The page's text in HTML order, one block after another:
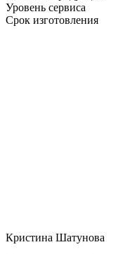
Уровень сервиса
Срок изготовления
Кристина Шатунова